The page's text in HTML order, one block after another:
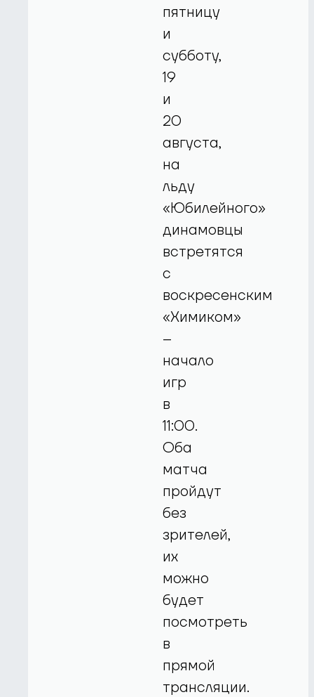
пятницу
и
субботу,
19
и
20
августа,
на
льду
«Юбилейного»
динамовцы
встретятся
с
воскресенским
«Химиком»
–
начало
игр
в
11:00.
Оба
матча
пройдут
без
зрителей,
их
можно
будет
посмотреть
в
прямой
трансляции.